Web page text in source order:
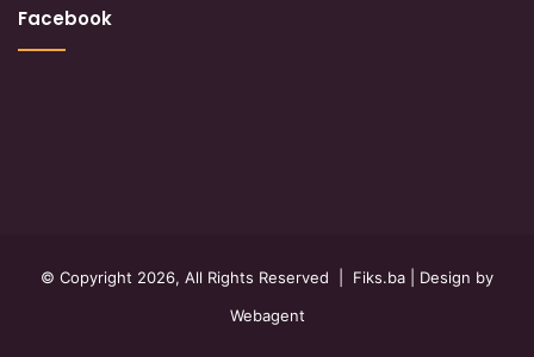
Facebook
© Copyright 2026, All Rights Reserved | Fiks.ba | Design by
Webagent